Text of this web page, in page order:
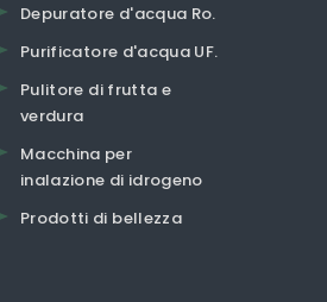
Depuratore d'acqua Ro.
Purificatore d'acqua UF.
Pulitore di frutta e
verdura
Macchina per
inalazione di idrogeno
Prodotti di bellezza